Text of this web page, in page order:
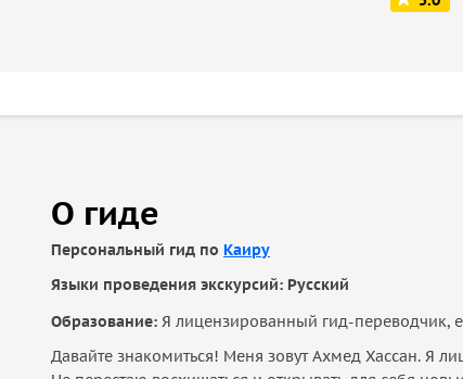
О гиде
Персональный гид по Каиру
Языки проведения экскурсий: Русский
Образование: Я лицензированный гид-переводчик,
Давайте знакомиться! Меня зовут Ахмед Хассан. Я